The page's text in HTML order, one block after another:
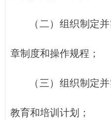
（二）组织制定并
章制度和操作规程；
（三）组织制定并
教育和培训计划；